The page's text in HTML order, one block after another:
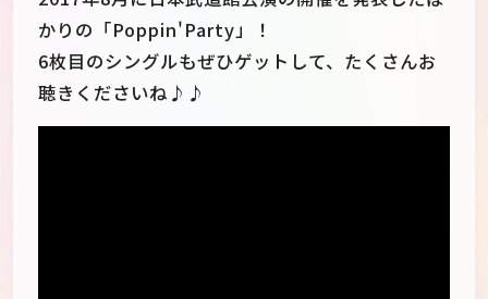
かりの「Poppin'Party」！
6枚目のシングルもぜひゲットして、たくさんお
聴きくださいね♪♪